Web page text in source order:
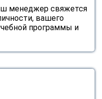
менеджер свяжется
вашего
программы и